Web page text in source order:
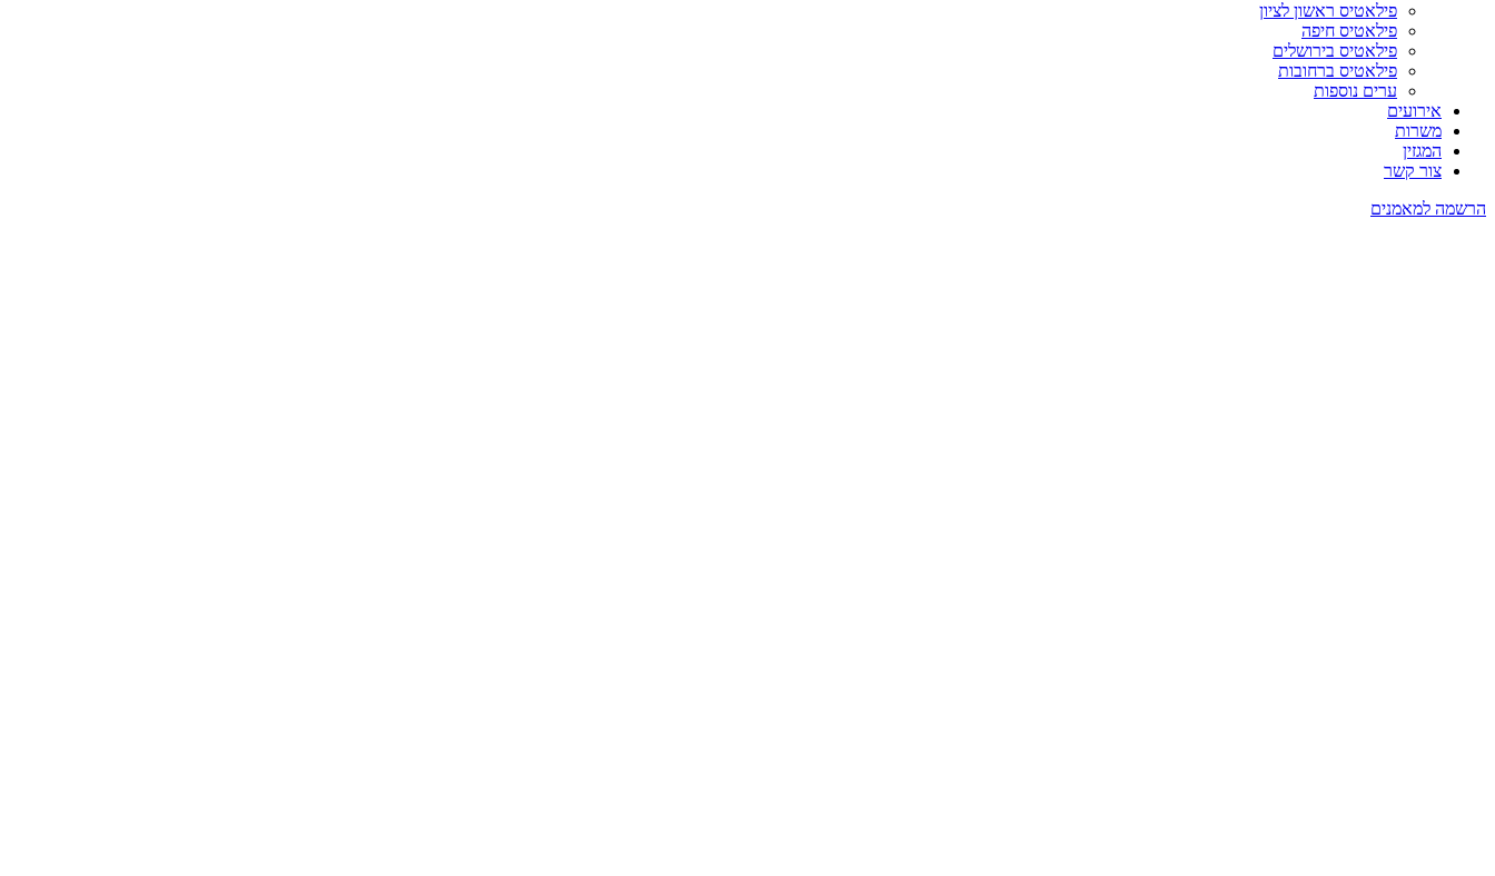
פילאטיס ראשון לציון
פילאטיס חיפה
פילאטיס בירושלים
פילאטיס ברחובות
ערים נוספות
אירועים
משרות
המגזין
צור קשר
הרשמה למאמנים